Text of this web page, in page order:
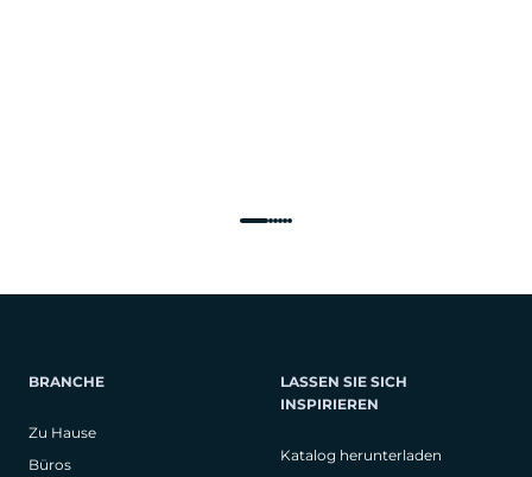
BRANCHE
Zu Hause
Büros
LASSEN SIE SICH
INSPIRIEREN
Katalog herunterladen